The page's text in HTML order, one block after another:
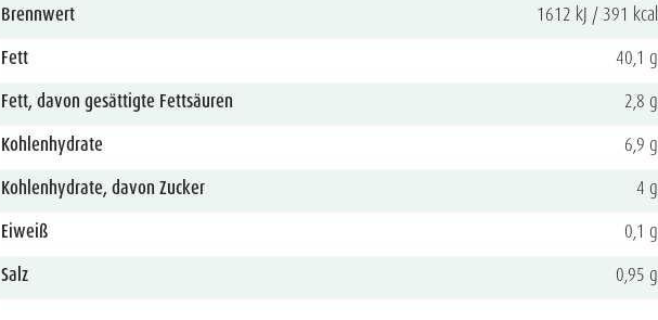
Brennwert
1612 kJ / 391 kcal
Fett
40,1 g
Fett, davon gesättigte Fettsäuren
2,8 g
Kohlenhydrate
6,9 g
Kohlenhydrate, davon Zucker
4 g
Eiweiß
0,1 g
Salz
0,95 g